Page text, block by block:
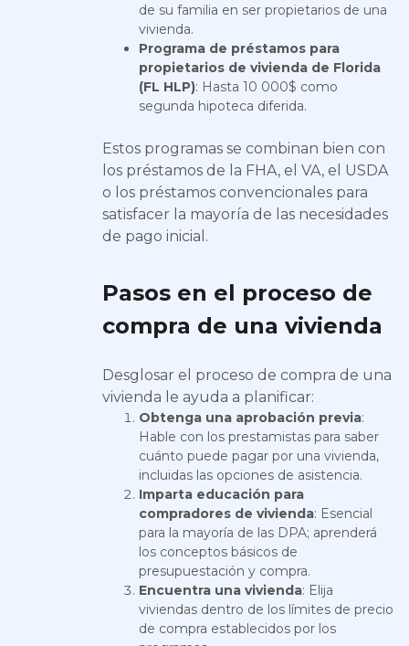
de su familia en ser propietarios de una
vivienda.
Programa de préstamos para
propietarios de vivienda de Florida
(FL HLP): Hasta 10 000$ como
segunda hipoteca diferida.
Estos programas se combinan bien con
los préstamos de la FHA, el VA, el USDA
o los préstamos convencionales para
satisfacer la mayoría de las necesidades
de pago inicial.
Pasos en el proceso de
compra de una vivienda
Desglosar el proceso de compra de una
vivienda le ayuda a planificar:
Obtenga una aprobación previa:
Hable con los prestamistas para saber
cuánto puede pagar por una vivienda,
incluidas las opciones de asistencia.
Imparta educación para
compradores de vivienda: Esencial
para la mayoría de las DPA; aprenderá
los conceptos básicos de
presupuestación y compra.
Encuentra una vivienda: Elija
viviendas dentro de los límites de precio
de compra establecidos por los